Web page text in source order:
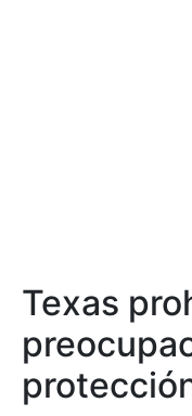
Texas